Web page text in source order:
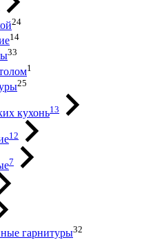
24
14
33
1
25
кухонь13
12
7
гарнитуры32